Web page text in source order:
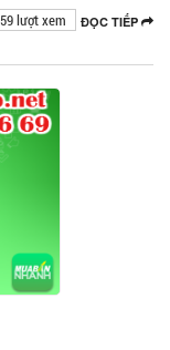
ĐỌC TIẾP
59 lượt xem